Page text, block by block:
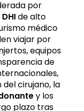
por
DHIde alto
médico
viajar por
equipos
de
cirujano, la
y los
plazo tras